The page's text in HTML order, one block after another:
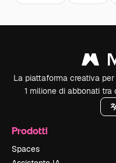
La piattaforma creativa
1 milione di abbonati tra
Prodotti
Spaces